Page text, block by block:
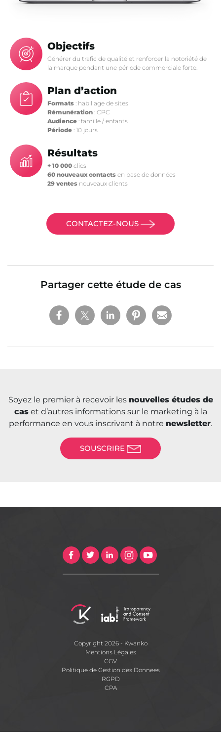
Objectifs
Générer du trafic de qualité et renforcer la notoriété de
la marque pendant une période commerciale forte.
Plan d’action
Formats : habillage de sites
Rémunération : CPC
Audience : famille / enfants
Période : 10 jours
Résultats
+ 10 000 clics
60 nouveaux contacts en base de données
29 ventes nouveaux clients
CONTACTEZ-NOUS
Partager cette étude de cas
Soyez le premier à recevoir les nouvelles études de
caset d’autres informations sur le marketing à la
performance en vous inscrivant à notre newsletter.
SOUSCRIRE
Copyright 2026 - Kwanko
Mentions Légales
CGV
Politique de Gestion des Donnees
RGPD
CPA